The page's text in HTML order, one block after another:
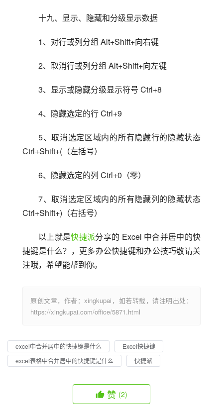
十九、显示、隐藏和分级显示数据
1、对行或列分组 Alt+Shift+向右键
2、取消行或列分组 Alt+Shift+向左键
3、显示或隐藏分级显示符号 Ctrl+8
4、隐藏选定的行 Ctrl+9
5、取消选定区域内的所有隐藏行的隐藏状态
Ctrl+Shift+(（左括号）
6、隐藏选定的列 Ctrl+0（零）
7、取消选定区域内的所有隐藏列的隐藏状态
Ctrl+Shift+)（右括号）
以上就是快捷派分享的 Excel 中合并居中的快
捷键是什么？，更多办公快捷键和办公技巧敬请关
注哦，希望能帮到你。
原创文章，作者：xingkupai，如若转载，请注明出处：
https://xingkupai.com/office/5871.html
excel中合并居中的快捷键是什么
Excel快捷键
excel表格中合并居中的快捷键是什么
快捷派
赞 (2)